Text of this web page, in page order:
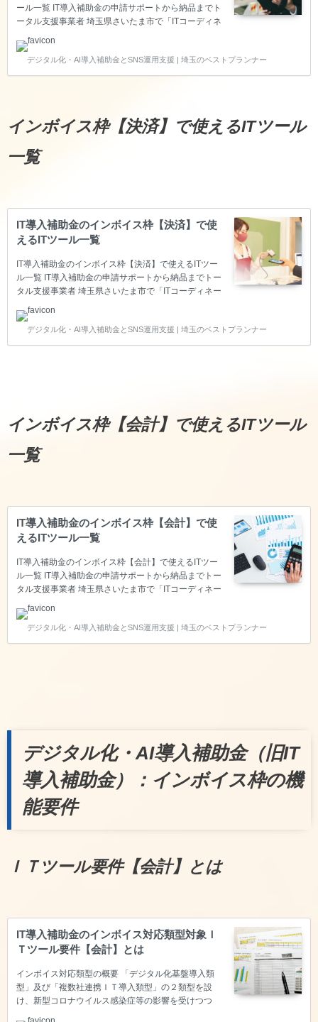
ール一覧 IT導入補助金の申請サポートから納品までト
ータル支援事業者 埼玉県さいたま市で「ITコーディネ
ポーター」の認定を頂いているベストプランナー合同
会社は、中小企業の生産性向上をITで叶えるため、IT
導入補助金のITツール登録～申請サポート～納品～実
【受発注】で使えるITツールをご紹介します。 インボ
イス枠【受発注】で使えるITツール一覧 ※基本的に
デジタル化・AI導入補助金とSNS運用支援 | 埼玉のベストプランナー
インボイス枠【決済】で使えるITツール
一覧
IT導入補助金のインボイス枠【決済】で使
えるITツール一覧
IT導入補助金のインボイス枠【決済】で使えるITツー
ル一覧 IT導入補助金の申請サポートから納品までトー
タル支援事業者 埼玉県さいたま市で「ITコーディネー
ーター」の認定を頂いているベストプランナー合同会
社は、中小企業の生産性向上をITで叶えるため、IT導
入補助金のITツール登録～申請サポート～納品～実績
デジタル化・AI導入補助金とSNS運用支援 | 埼玉のベストプランナー
インボイス枠【会計】で使えるITツール
一覧
IT導入補助金のインボイス枠【会計】で使
えるITツール一覧
IT導入補助金のインボイス枠【会計】で使えるITツー
ル一覧 IT導入補助金の申請サポートから納品までトー
タル支援事業者 埼玉県さいたま市で「ITコーディネー
ーター」の認定を頂いているベストプランナー合同会
社は、中小企業の生産性向上をITで叶えるため、IT導
入補助金のITツール登録～申請サポート～納品～実績
デジタル化・AI導入補助金とSNS運用支援 | 埼玉のベストプランナー
デジタル化・AI導入補助金（旧IT
導入補助金）：インボイス枠の機
能要件
ＩＴツール要件【会計】とは
IT導入補助金のインボイス対応類型対象Ｉ
Ｔツール要件【会計】とは
インボイス対応類型の概要 「デジタル化基盤導入類
型」及び「複数社連携ＩＴ導入類型」の２類型を設
け、新型コロナウイルス感染症等の影響を受けつつ